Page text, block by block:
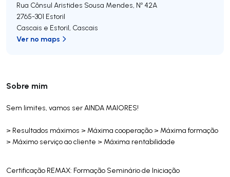
Sobre mim
Sem limites, vamos ser AINDA MAIORES!
> Resultados máximos > Máxima cooperação > Máxima formação
> Máximo serviço ao cliente > Máxima rentabilidade
Certificação REMAX: Formação Seminário de Iniciação
Rua Cônsul Aristides Sousa Mendes, Nº 42A
2765-301 Estoril
Cascais e Estoril, Cascais
Ver no maps